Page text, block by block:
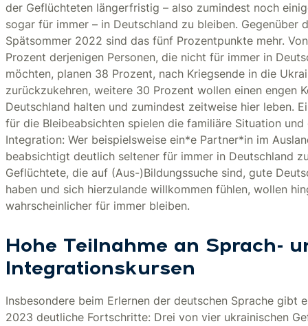
der Geflüchteten längerfristig – also zumindest noch
sogar für immer – in Deutschland zu bleiben. Gegenüber
Spätsommer 2022 sind das fünf Prozentpunkte mehr.
Prozent derjenigen Personen, die nicht für immer in
möchten, planen 38 Prozent, nach Kriegsende in die
zurückzukehren, weitere 30 Prozent wollen einen engen
Deutschland halten und zumindest zeitweise hier leben.
für die Bleibeabsichten spielen die familiäre Situation und
Integration: Wer beispielsweise ein*e Partner*in im
beabsichtigt deutlich seltener für immer in Deutschland
Geflüchtete, die auf (Aus-)Bildungssuche sind, gute
haben und sich hierzulande willkommen fühlen, wollen
wahrscheinlicher für immer bleiben.
Hohe Teilnahme an Sprach-
Integrationskursen
Insbesondere beim Erlernen der deutschen Sprache gibt
2023 deutliche Fortschritte: Drei von vier ukrainischen